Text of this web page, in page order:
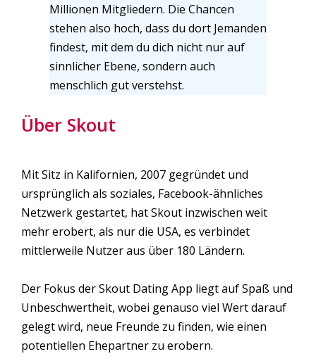
Millionen Mitgliedern. Die Chancen
stehen also hoch, dass du dort Jemanden
findest, mit dem du dich nicht nur auf
sinnlicher Ebene, sondern auch
menschlich gut verstehst.
Über Skout
Mit Sitz in Kalifornien, 2007 gegründet und
ursprünglich als soziales, Facebook-ähnliches
Netzwerk gestartet, hat Skout inzwischen weit
mehr erobert, als nur die USA, es verbindet
mittlerweile Nutzer aus über 180 Ländern.
Der Fokus der Skout Dating App liegt auf Spaß und
Unbeschwertheit, wobei genauso viel Wert darauf
gelegt wird, neue Freunde zu finden, wie einen
potentiellen Ehepartner zu erobern.